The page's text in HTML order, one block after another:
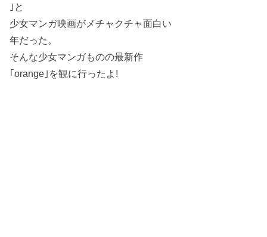
｣と
少女マンガ映画がメチャクチャ面白い
年だった。
そんな少女マンガものの最新作
｢orange｣を観に行ったよ!